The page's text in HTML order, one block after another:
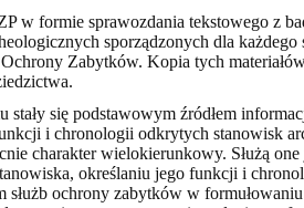
w formie sprawozdania tekstowego z
sporządzonych dla
Zabytków. Kopia tych
stały się podstawowym źródłem
i chronologii odkrytych stanowisk
charakter wielokierunkowy. Służą
określaniu jego funkcji i
służb ochrony zabytków w